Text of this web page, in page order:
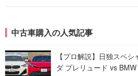
中古車購入の人気記事
【プロ解説】日独スペ
ダ プレリュード vs